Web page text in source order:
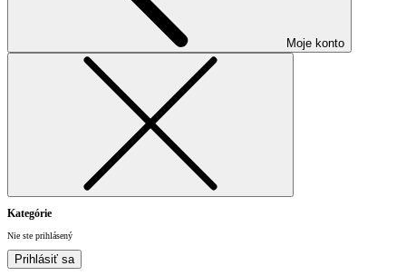
Moje konto
Kategórie
Nie ste prihlásený
Prihlásiť sa